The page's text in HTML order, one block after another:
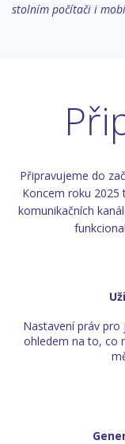
stolním počítači i
Připravujeme do
Koncem roku 2025
komunikačních
Nastavení práv pro
ohledem na to, co